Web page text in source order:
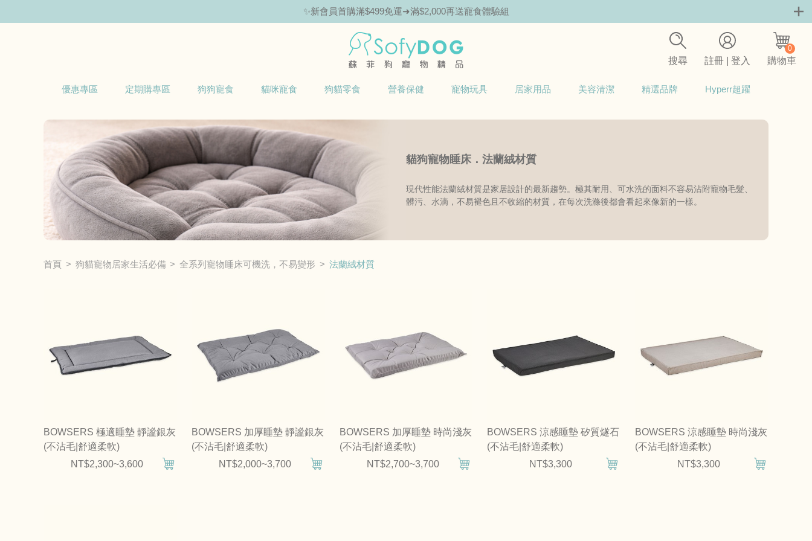
✨新會員首購滿$499免運➜滿$2,000再送寵食體驗組
搜尋 註冊 | 登入
0
購物車
優惠專區 定期購專區 狗狗寵食 貓咪寵食 狗貓零食 營養保健 寵物玩具 居家用品 美容清潔 精選品牌 Hyperr超躍
貓狗寵物睡床．法蘭絨材質
現代性能法蘭絨材質是家居設計的最新趨勢。極其耐用、可水洗的面料不容易沾附寵物毛髮、
髒污、水滴，不易褪色且不收縮的材質，在每次洗滌後都會看起來像新的一樣。
首頁 狗貓寵物居家生活必備 全系列寵物睡床可機洗，不易變形 法蘭絨材質
BOWSERS 極適睡墊 靜謐銀灰
(不沾毛|舒適柔軟)
NT$2,300~3,600
BOWSERS 加厚睡墊 靜謐銀灰
(不沾毛|舒適柔軟)
NT$2,000~3,700
BOWSERS 加厚睡墊 時尚淺灰
(不沾毛|舒適柔軟)
NT$2,700~3,700
BOWSERS 涼感睡墊 矽質燧石
(不沾毛|舒適柔軟)
NT$3,300
BOWSERS 涼感睡墊 時尚淺灰
(不沾毛|舒適柔軟)
NT$3,300